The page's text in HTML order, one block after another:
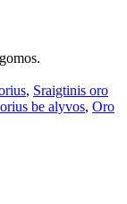
, Sraigtinis oro
be alyvos, Oro